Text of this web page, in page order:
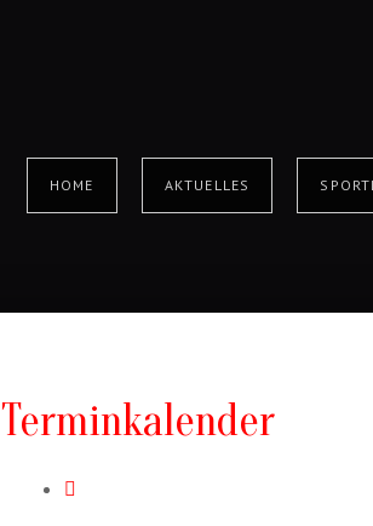
HOME AKTUELLES
Terminkalender